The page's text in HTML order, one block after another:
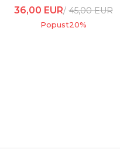
36,00 EUR 45,00EUR
Popust20%